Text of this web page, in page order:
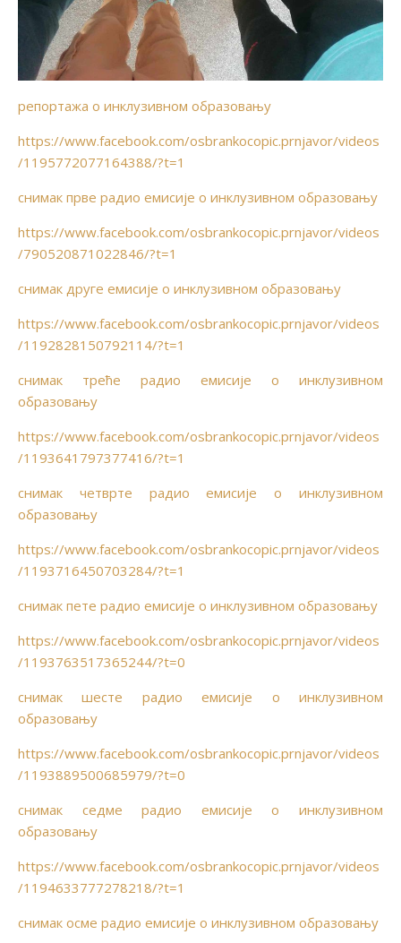
репортажа о инклузивном образовању
https://www.facebook.com/osbrankocopic.prnjavor/videos
/1195772077164388/?t=1
снимак прве радио емисије о инклузивном образовању
https://www.facebook.com/osbrankocopic.prnjavor/videos
/790520871022846/?t=1
снимак друге емисије о инклузивном образовању
https://www.facebook.com/osbrankocopic.prnjavor/videos
/1192828150792114/?t=1
снимак треће радио емисије о инклузивном
образовању
https://www.facebook.com/osbrankocopic.prnjavor/videos
/1193641797377416/?t=1
снимак четврте радио емисије о инклузивном
образовању
https://www.facebook.com/osbrankocopic.prnjavor/videos
/1193716450703284/?t=1
снимак пете радио емисије о инклузивном образовању
https://www.facebook.com/osbrankocopic.prnjavor/videos
/1193763517365244/?t=0
снимак шесте радио емисије о инклузивном
образовању
https://www.facebook.com/osbrankocopic.prnjavor/videos
/1193889500685979/?t=0
снимак седме радио емисије о инклузивном
образовању
https://www.facebook.com/osbrankocopic.prnjavor/videos
/1194633777278218/?t=1
снимак осме радио емисије о инклузивном образовању